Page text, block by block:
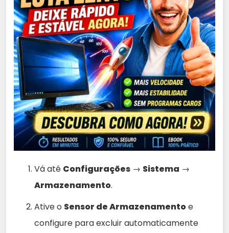
Vá até Configurações → Sistema →
Armazenamento.
Ative o Sensor de Armazenamentoe
configure para excluir automaticamente